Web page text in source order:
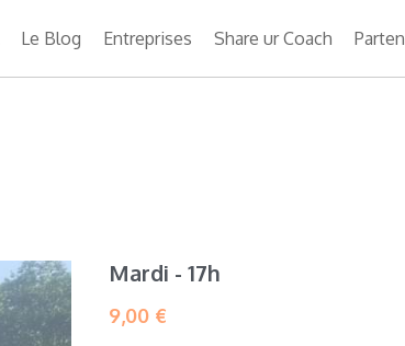
Le Blog Entreprises Share ur Coach
Mardi - 17h
9,00 €